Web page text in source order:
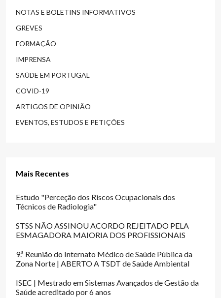
NOTAS E BOLETINS INFORMATIVOS
GREVES
FORMAÇÃO
IMPRENSA
SAÚDE EM PORTUGAL
COVID-19
ARTIGOS DE OPINIÃO
EVENTOS, ESTUDOS E PETIÇÕES
Mais Recentes
Estudo "Perceção dos Riscos Ocupacionais dos
Técnicos de Radiologia"
STSS NÃO ASSINOU ACORDO REJEITADO PELA
ESMAGADORA MAIORIA DOS PROFISSIONAIS
9.ª Reunião do Internato Médico de Saúde Pública da
Zona Norte | ABERTO A TSDT de Saúde Ambiental
ISEC | Mestrado em Sistemas Avançados de Gestão da
Saúde acreditado por 6 anos